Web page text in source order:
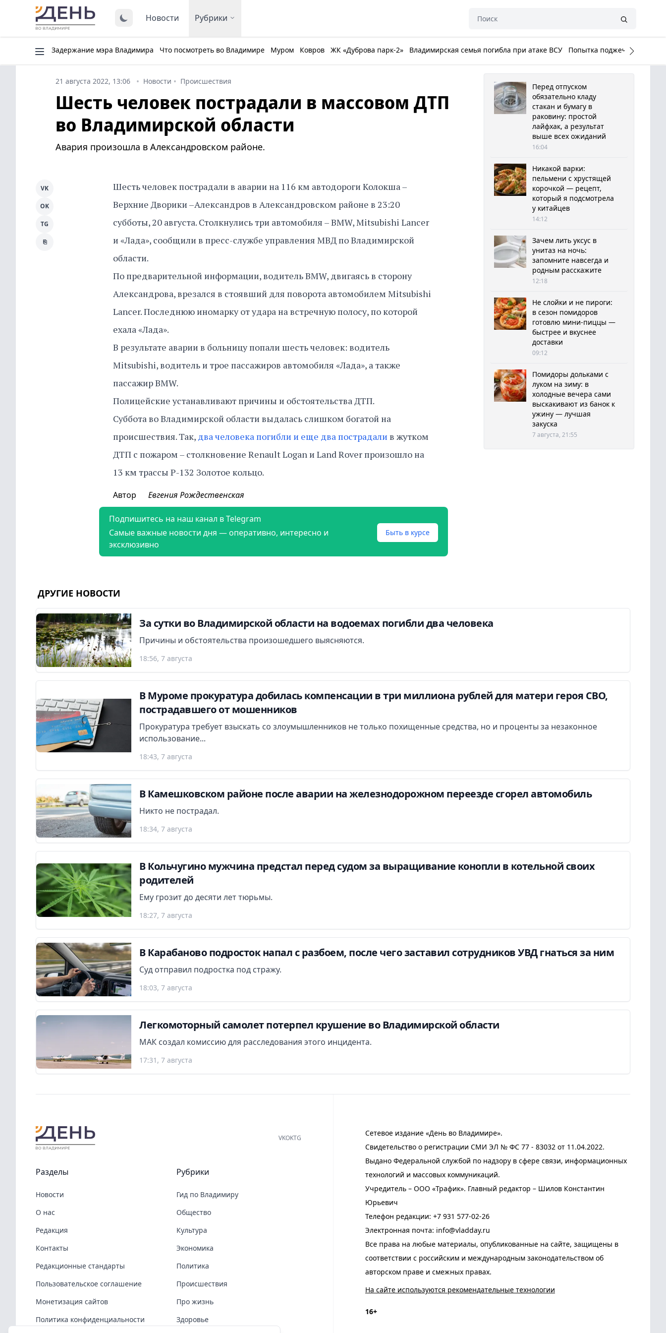
Новости Рубрики
Задержание мэра Владимира Что посмотреть во Владимире Муром Ковров ЖК «Дуброва парк-2» Владимирская семья погибла при атаке ВСУ Попытка поджечь Белый
21 августа 2022, 13:06 Новости Происшествия
Шесть человек пострадали в массовом ДТП
во Владимирской области
Авария произошла в Александровском районе.
Шесть человек пострадали в аварии на 116 км автодороги Колокша –
Верхние Дворики –Александров в Александровском районе в 23:20
субботы, 20 августа. Столкнулись три автомобиля – BMW, Mitsubishi Lancer
и «Лада», сообщили в пресс-службе управления МВД по Владимирской
области.
По предварительной информации, водитель BMW, двигаясь в сторону
Александрова, врезался в стоявший для поворота автомобилем Mitsubishi
Lancer. Последнюю иномарку от удара на встречную полосу, по которой
ехала «Лада».
В результате аварии в больницу попали шесть человек: водитель
Mitsubishi, водитель и трое пассажиров автомобиля «Лада», а также
пассажир BMW.
Полицейские устанавливают причины и обстоятельства ДТП.
Суббота во Владимирской области выдалась слишком богатой на
происшествия. Так, два человека погибли и еще два пострадали в жутком
ДТП с пожаром – столкновение Renault Logan и Land Rover произошло на
13 км трассы Р-132 Золотое кольцо.
VK
OK
TG
⎘
Автор Евгения Рождественская
Подпишитесь на наш канал в Telegram
Самые важные новости дня — оперативно, интересно и
эксклюзивно
Быть в курсе
Перед отпуском
обязательно кладу
стакан и бумагу в
раковину: простой
лайфхак, а результат
выше всех ожиданий
16:04
Никакой варки:
пельмени с хрустящей
корочкой — рецепт,
который я подсмотрела
у китайцев
14:12
Зачем лить уксус в
унитаз на ночь:
запомните навсегда и
родным расскажите
12:18
Не слойки и не пироги:
в сезон помидоров
готовлю мини-пиццы —
быстрее и вкуснее
доставки
09:12
Помидоры дольками с
луком на зиму: в
холодные вечера сами
выскакивают из банок к
ужину — лучшая
закуска
7 августа, 21:55
ДРУГИЕ НОВОСТИ
За сутки во Владимирской области на водоемах погибли два человека
Причины и обстоятельства произошедшего выясняются.
18:56, 7 августа
В Муроме прокуратура добилась компенсации в три миллиона рублей для матери героя СВО,
пострадавшего от мошенников
Прокуратура требует взыскать со злоумышленников не только похищенные средства, но и проценты за незаконное
использование...
18:43, 7 августа
В Камешковском районе после аварии на железнодорожном переезде сгорел автомобиль
Никто не пострадал.
18:34, 7 августа
В Кольчугино мужчина предстал перед судом за выращивание конопли в котельной своих
родителей
Ему грозит до десяти лет тюрьмы.
18:27, 7 августа
В Карабаново подросток напал с разбоем, после чего заставил сотрудников УВД гнаться за ним
Суд отправил подростка под стражу.
18:03, 7 августа
Легкомоторный самолет потерпел крушение во Владимирской области
МАК создал комиссию для расследования этого инцидента.
17:31, 7 августа
Сетевое издание «День во Владимире».
Свидетельство о регистрации СМИ ЭЛ № ФС 77 - 83032 от 11.04.2022.
Выдано Федеральной службой по надзору в сфере связи, информационных
технологий и массовых коммуникаций.
Учредитель – ООО «Трафик». Главный редактор – Шилов Константин
Юрьевич
Телефон редакции: +7 931 577-02-26
Электронная почта: info@vladday.ru
Все права на любые материалы, опубликованные на сайте, защищены в
соответствии с российским и международным законодательством об
авторском праве и смежных правах.
На сайте используются рекомендательные технологии
16+
VKOKTG
Разделы
Новости
О нас
Редакция
Контакты
Редакционные стандарты
Пользовательское соглашение
Монетизация сайтов
Политика конфиденциальности
Рубрики
Гид по Владимиру
Общество
Культура
Экономика
Политика
Происшествия
Про жизнь
Здоровье